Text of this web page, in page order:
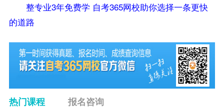
整专业3年免费学 自考365网校助你选择一条更快
的道路
热门课程 报名咨询